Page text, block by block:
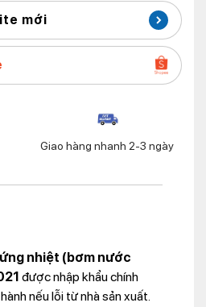
mới
Giao hàng nhanh 2-3 ngày
nhiệt (bơm nước
được nhập khẩu chính
nếu lỗi từ nhà sản xuất.